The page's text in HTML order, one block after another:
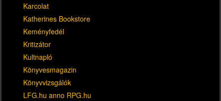
Karcolat
Katherines Bookstore
Keményfedél
Kritizátor
Kultnapló
Könyvesmagazin
Könyvvizsgálók
LFG.hu anno RPG.hu